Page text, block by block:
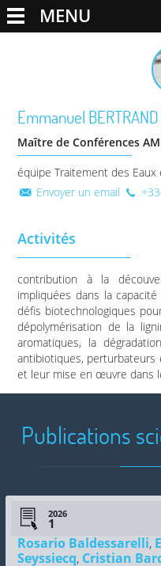
MENU
Emmanuel BERTRAND
Maître de Conférences
équipe Traitement des Eaux
Envoyer un email
Activités
contribution à la
impliquées dans la
défis biotechnologiques
dépolymérisation de la
aromatiques, la
antibiotiques, perturbateurs
et leur mise en œuvre dans
Publications
2026
Rosario Baldessarelli,
Seyssiecq, Cristian